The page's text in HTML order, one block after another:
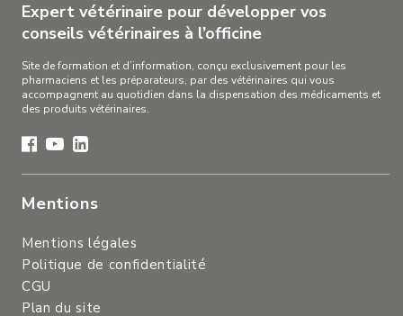
Expert vétérinaire pour développer vos
conseils vétérinaires à l’officine
Site de formation et d’information, conçu exclusivement pour les
pharmaciens et les préparateurs, par des vétérinaires qui vous
accompagnent au quotidien dans la dispensation des médicaments et
des produits vétérinaires.
Mentions
Mentions légales
Politique de confidentialité
CGU
Plan du site